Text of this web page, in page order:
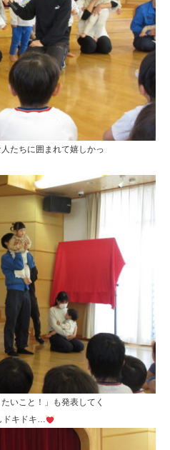
たちに囲まれて嬉しかっ
いこと！」も発表してく
ドキドキ…